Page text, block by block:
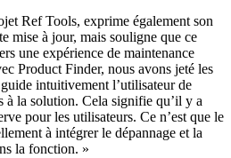
Ref Tools, exprime également son
mise à jour, mais souligne que ce
une expérience de maintenance
Product Finder, nous avons jeté les
intuitivement l’utilisateur de
à la solution. Cela signifie qu’il y a
pour les utilisateurs. Ce n’est que le
à intégrer le dépannage et la
la fonction. »